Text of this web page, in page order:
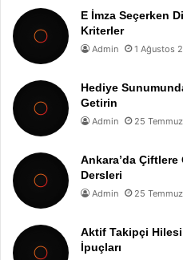
E İmza Seçerken
Kriterler
Admin 1 Ağustos
Hediye
Getirin
Admin 25
Ankara’da
Dersleri
Admin 25
Aktif Takipçi
İpuçları